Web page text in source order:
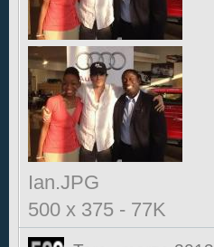
Ian.JPG
500 x 375 - 77K